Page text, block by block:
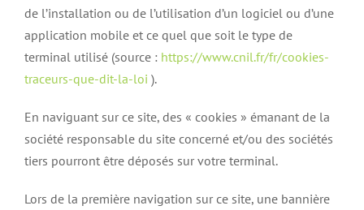
de l’installation ou de l’utilisation d’un logiciel ou d’une
application mobile et ce quel que soit le type de
terminal utilisé (source : https://www.cnil.fr/fr/cookies-
traceurs-que-dit-la-loi ).
En naviguant sur ce site, des « cookies » émanant de la
société responsable du site concerné et/ou des sociétés
tiers pourront être déposés sur votre terminal.
Lors de la première navigation sur ce site, une bannière